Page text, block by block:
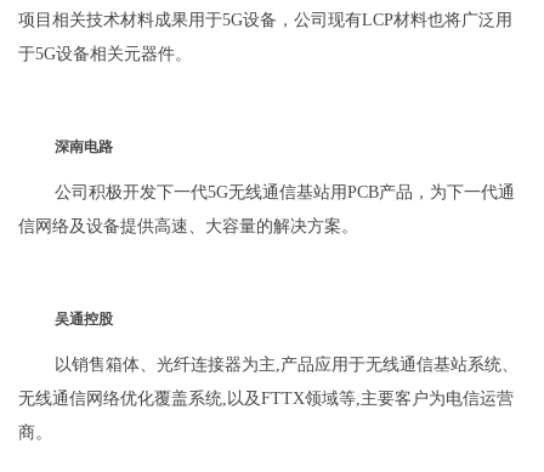
项目相关技术材料成果用于5G设备，公司现有LCP材料也将广泛用
于5G设备相关元器件。
深南电路
公司积极开发下一代5G无线通信基站用PCB产品，为下一代通
信网络及设备提供高速、大容量的解决方案。
吴通控股
以销售箱体、光纤连接器为主,产品应用于无线通信基站系统、
无线通信网络优化覆盖系统,以及FTTX领域等,主要客户为电信运营
商。